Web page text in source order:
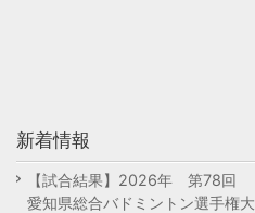
新着情報
【試合結果】2026年 第78回
愛知県総合バドミントン選手権大